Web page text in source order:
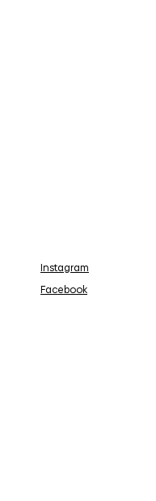
Instagram
Facebook